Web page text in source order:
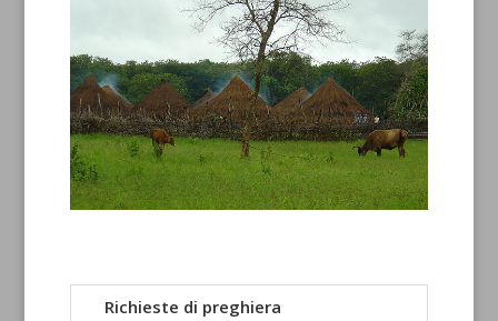
Richieste di preghiera